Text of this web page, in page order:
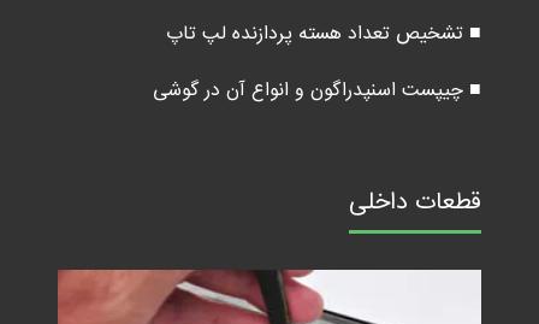
■ تشخیص تعداد هسته پردازنده لپ تاپ
■ چیپست اسنپدراگون و انواع آن در گوشی
قطعات داخلی